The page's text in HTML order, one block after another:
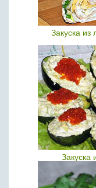
Закуска
Закуска